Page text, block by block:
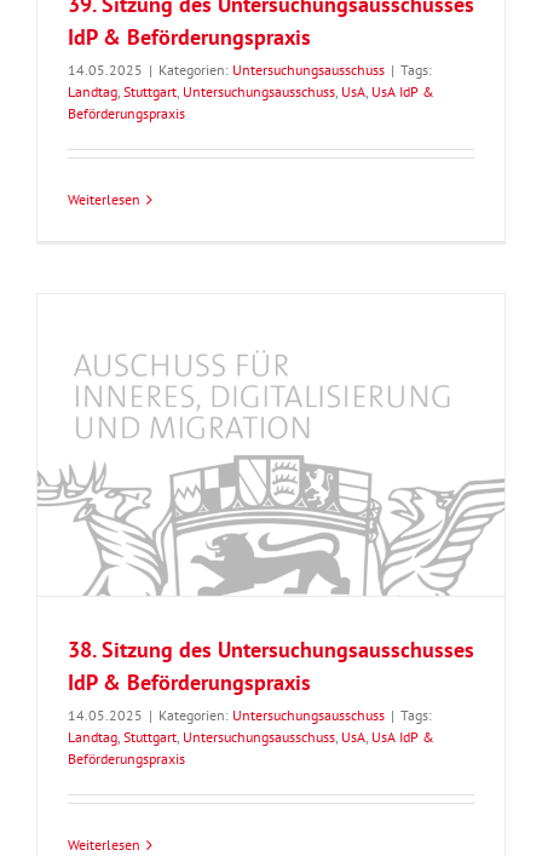
IdP & Beförderungspraxis
14.05.2025 | Kategorien: Untersuchungsausschuss | Tags:
Landtag, Stuttgart, Untersuchungsausschuss, UsA, UsA IdP &
Beförderungspraxis
Weiterlesen
38. Sitzung des Untersuchungsausschusses
IdP & Beförderungspraxis
14.05.2025 | Kategorien: Untersuchungsausschuss | Tags:
Landtag, Stuttgart, Untersuchungsausschuss, UsA, UsA IdP &
Beförderungspraxis
Weiterlesen